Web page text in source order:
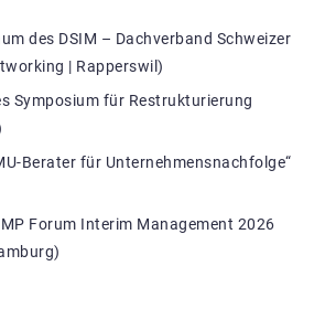
des DSIM – Dachverband Schweizer
| Rapperswil)
Symposium für Restrukturierung
Berater für Unternehmensnachfolge“
Forum Interim Management 2026